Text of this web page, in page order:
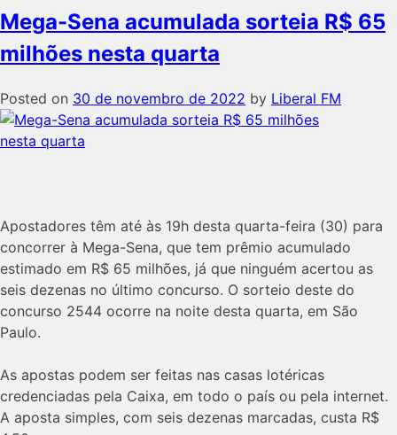
Mega-Sena acumulada sorteia R$ 65
milhões nesta quarta
Posted on 30 de novembro de 2022 by Liberal FM
Apostadores têm até às 19h desta quarta-feira (30) para
concorrer à Mega-Sena, que tem prêmio acumulado
estimado em R$ 65 milhões, já que ninguém acertou as
seis dezenas no último concurso. O sorteio deste do
concurso 2544 ocorre na noite desta quarta, em São
Paulo.
As apostas podem ser feitas nas casas lotéricas
credenciadas pela Caixa, em todo o país ou pela internet.
A aposta simples, com seis dezenas marcadas, custa R$